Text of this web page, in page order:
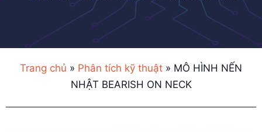
Trang chủ » Phân tích kỹ thuật » MÔ HÌNH NẾN
NHẬT BEARISH ON NECK